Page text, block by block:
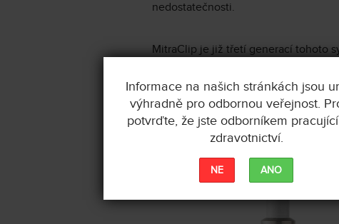
nedostatečnosti.
MitraClip je již třetí generací tohoto
samotné mitrální svorky (NTr/XTr).
léčby s ohledem na anatomii
o 3 mm umožňuje snazší a
Informace na našich stránkách jsou
výhradně pro odbornou veřejnost.
potvrďte, že jste odborníkem
zdravotnictví.
NE ANO